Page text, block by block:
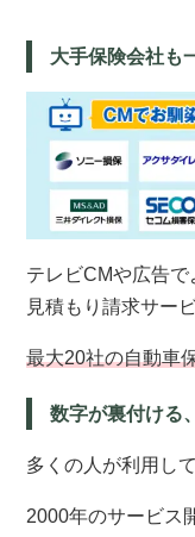
大手保険会社も
テレビCMや広告で
見積もり請求サー
最大20社の自動車
数字が裏付ける
多くの人が利用し
2000年のサービス